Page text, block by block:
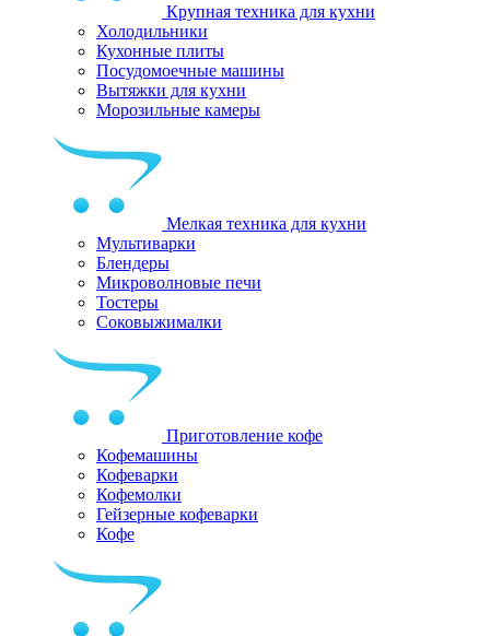
Крупная техника для кухни
Холодильники
Кухонные плиты
Посудомоечные машины
Вытяжки для кухни
Морозильные камеры
Мелкая техника для кухни
Мультиварки
Блендеры
Микроволновые печи
Тостеры
Соковыжималки
Приготовление кофе
Кофемашины
Кофеварки
Кофемолки
Гейзерные кофеварки
Кофе